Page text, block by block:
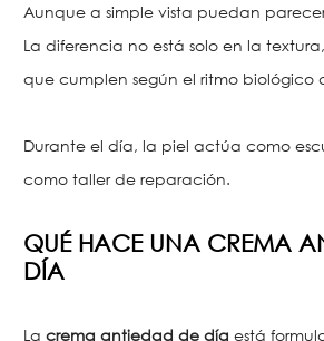
Aunque a simple vista puedan parecer
La diferencia no está solo en la
que cumplen según el ritmo biológico
Durante el día, la piel actúa como
como taller de reparación.
QUÉ HACE UNA CREMA
DÍA
La crema antiedad de día está